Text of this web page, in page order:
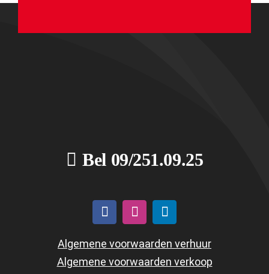
Bel 09/251.09.25
Algemene voorwaarden verhuur
Algemene voorwaarden verkoop